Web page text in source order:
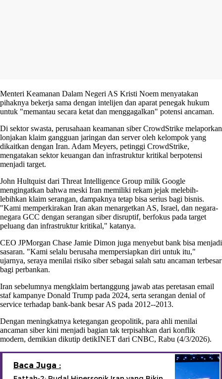
Menteri Keamanan Dalam Negeri AS Kristi Noem menyatakan
pihaknya bekerja sama dengan intelijen dan aparat penegak hukum
untuk "memantau secara ketat dan menggagalkan" potensi ancaman.
Di sektor swasta, perusahaan keamanan siber CrowdStrike melaporkan
lonjakan klaim gangguan jaringan dan server oleh kelompok yang
dikaitkan dengan Iran. Adam Meyers, petinggi CrowdStrike,
mengatakan sektor keuangan dan infrastruktur kritikal berpotensi
menjadi target.
John Hultquist dari Threat Intelligence Group milik Google
mengingatkan bahwa meski Iran memiliki rekam jejak melebih-
lebihkan klaim serangan, dampaknya tetap bisa serius bagi bisnis.
"Kami memperkirakan Iran akan menargetkan AS, Israel, dan negara-
negara GCC dengan serangan siber disruptif, berfokus pada target
peluang dan infrastruktur kritikal," katanya.
CEO JPMorgan Chase Jamie Dimon juga menyebut bank bisa menjadi
sasaran. "Kami selalu berusaha mempersiapkan diri untuk itu,"
ujarnya, seraya menilai risiko siber sebagai salah satu ancaman terbesar
bagi perbankan.
Iran sebelumnya mengklaim bertanggung jawab atas peretasan email
staf kampanye Donald Trump pada 2024, serta serangan denial of
service terhadap bank-bank besar AS pada 2012--2013.
Dengan meningkatnya ketegangan geopolitik, para ahli menilai
ancaman siber kini menjadi bagian tak terpisahkan dari konflik
modern, demikian dikutip detikINET dari CNBC, Rabu (4/3/2026).
Baca Juga :